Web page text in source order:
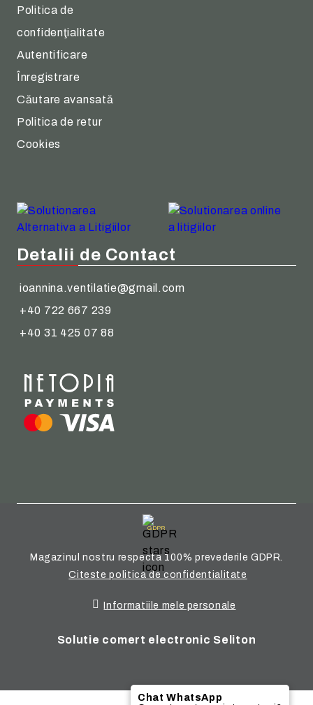
Politica de
confidenţialitate
Autentificare
Înregistrare
Căutare avansată
Politica de retur
Cookies
Detalii de Contact
ioannina.ventilatie@gmail.com
+40 722 667 239
+40 31 425 07 88
GDPR
Magazinul nostru respecta 100% prevederile GDPR.
Citeste politica de confidentialitate
Informatiile mele personale
Solutie comert electronic Seliton
Chat WhatsApp